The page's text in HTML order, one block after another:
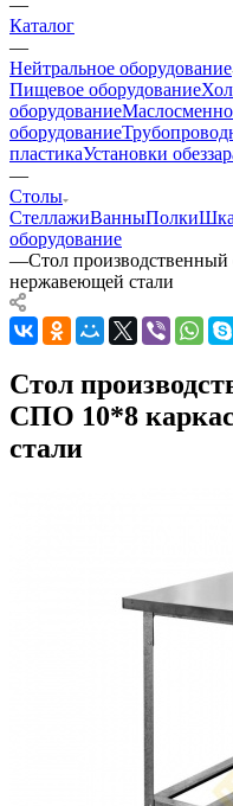
—
Каталог
—
Нейтральное оборудование
Пищевое оборудование
оборудование
оборудование
пластикаУстановки
—
Столы
СтеллажиВанныПолки
оборудование
—Стол
нержавеющей стали
Стол
СПО 10*8
стали